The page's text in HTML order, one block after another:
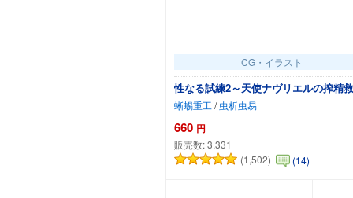
CG・イラスト
性なる試練2～天使ナヴリエルの搾精
蜥蜴重工 / 虫析虫易
660 円
販売数:3,331
(1,502)
(14)
カートに追加